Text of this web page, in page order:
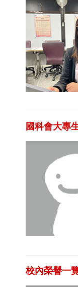
國科會大專
校內榮譽一